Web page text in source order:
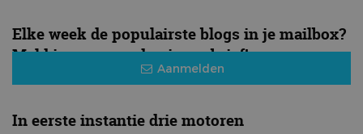
Elke week de populairste blogs in je mailbox?
Meld je aan voor de nieuwsbrief!
Aanmelden
In eerste instantie drie motoren